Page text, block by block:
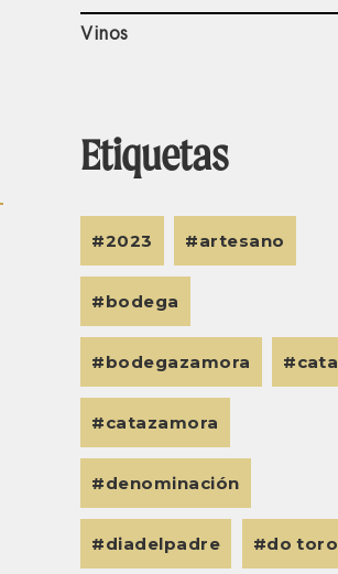
Vinos
Etiquetas
2023 artesano
bodega
bodegazamora cata
catazamora
denominación
diadelpadre do toro